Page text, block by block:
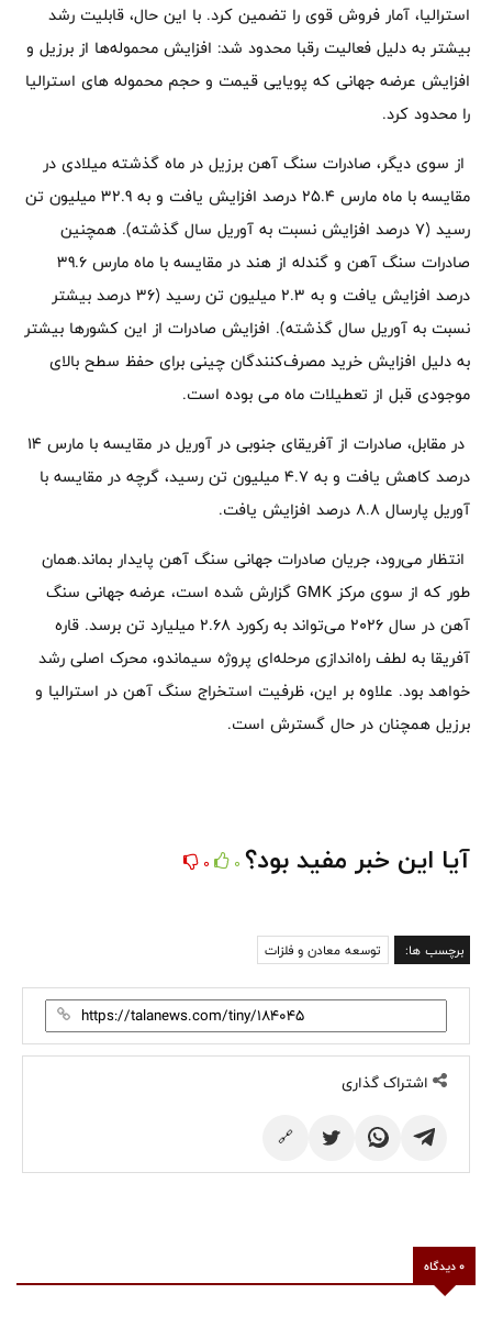
استرالیا، آمار فروش قوی را تضمین کرد. با این حال، قابلیت رشد
بیشتر به دلیل فعالیت رقبا محدود شد: افزایش محموله‌ها از برزیل و
افزایش عرضه جهانی که پویایی قیمت و حجم محموله های استرالیا
را محدود کرد.
از سوی دیگر، صادرات سنگ آهن برزیل در ماه گذشته میلادی در
مقایسه با ماه مارس 25.4 درصد افزایش یافت و به 32.9 میلیون تن
رسید (7 درصد افزایش نسبت به آوریل سال گذشته). همچنین
صادرات سنگ آهن و گندله از هند در مقایسه با ماه مارس 39.6
درصد افزایش یافت و به 2.3 میلیون تن رسید (36 درصد بیشتر
نسبت به آوریل سال گذشته). افزایش صادرات از این کشورها بیشتر
به دلیل افزایش خرید مصرف‌کنندگان چینی برای حفظ سطح بالای
موجودی قبل از تعطیلات ماه می بوده است.
در مقابل، صادرات از آفریقای جنوبی در آوریل در مقایسه با مارس 14
درصد کاهش یافت و به 4.7 میلیون تن رسید، گرچه در مقایسه با
آوریل پارسال 8.8 درصد افزایش یافت.
انتظار می‌رود، جریان صادرات جهانی سنگ آهن پایدار بماند.همان
طور که از سوی مرکز GMK گزارش شده است، عرضه جهانی سنگ
آهن در سال 2026 می‌تواند به رکورد 2.68 میلیارد تن برسد. قاره
آفریقا به لطف راه‌اندازی مرحله‌ای پروژه سیماندو، محرک اصلی رشد
خواهد بود. علاوه بر این، ظرفیت استخراج سنگ آهن در استرالیا و
برزیل همچنان در حال گسترش است.
آیا این خبر مفید بود؟ 0
0
برچسب ها: توسعه معادن و فلزات
اشتراک گذاری
🔗
0 دیدگاه